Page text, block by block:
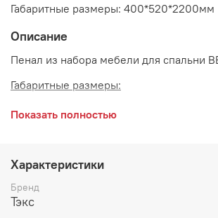
Габаритные размеры: 400*520*2200мм
Описание
Пенал из набора мебели для спальни
Габаритные размеры:
длина 400 мм
высота 2200 мм
Возможные расцветки:
Крафт белый/Крафт табачный
Показать полностью
Характеристики
Бренд
Тэкс